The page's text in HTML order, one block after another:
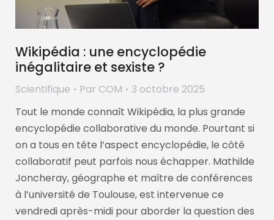
Wikipédia : une encyclopédie
inégalitaire et sexiste ?
Scientifique Par COM
3 octobre 2025
Tout le monde connaît Wikipédia, la plus grande
encyclopédie collaborative du monde. Pourtant si
on a tous en tête l’aspect encyclopédie, le côté
collaboratif peut parfois nous échapper. Mathilde
Joncheray, géographe et maître de conférences
à l’université de Toulouse, est intervenue ce
vendredi après-midi pour aborder la question des